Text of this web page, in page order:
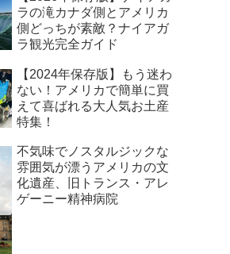
ラの滝カナダ側とアメリカ
側どっちが素敵？ナイアガ
ラ観光完全ガイド
【2024年保存版】もう迷わ
ない！アメリカで簡単に買
えて喜ばれる大人気お土産
特集！
不気味でノスタルジックな
雰囲気が漂うアメリカの文
化遺産、旧トランス・アレ
ゲーニー精神病院